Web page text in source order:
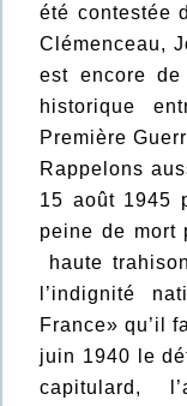
été contestée
Clémenceau,
est encore
historique
Première
Rappelons
15 août 1945
peine de mort
haute
l’indignité
France» qu’il
juin 1940 le
capitulard,